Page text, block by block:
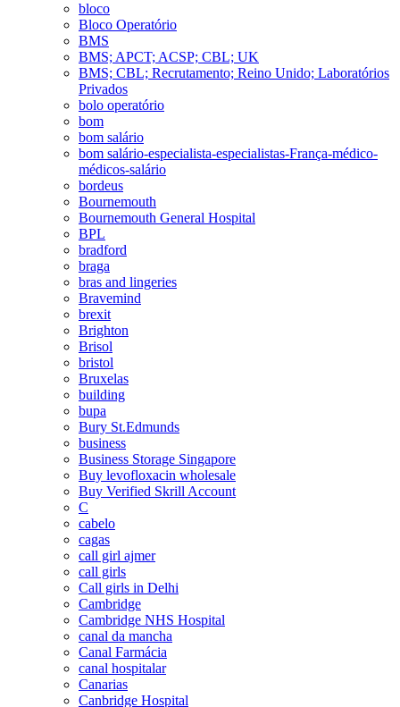
bloco
Bloco Operatório
BMS
BMS; APCT; ACSP; CBL; UK
BMS; CBL; Recrutamento; Reino Unido; Laboratórios
Privados
bolo operatório
bom
bom salário
bom salário-especialista-especialistas-França-médico-
médicos-salário
bordeus
Bournemouth
Bournemouth General Hospital
BPL
bradford
braga
bras and lingeries
Bravemind
brexit
Brighton
Brisol
bristol
Bruxelas
building
bupa
Bury St.Edmunds
business
Business Storage Singapore
Buy levofloxacin wholesale
Buy Verified Skrill Account
C
cabelo
cagas
call girl ajmer
call girls
Call girls in Delhi
Cambridge
Cambridge NHS Hospital
canal da mancha
Canal Farmácia
canal hospitalar
Canarias
Canbridge Hospital